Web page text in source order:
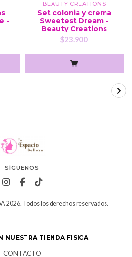
-
BEAUTY CREATIONS
Set colonia y crema
Sweetest Dream -
Beauty Creations
$23.900
SÍGUENOS
2026. Todos los derechos reservados.
NUESTRA TIENDA FISICA
CONTACTO